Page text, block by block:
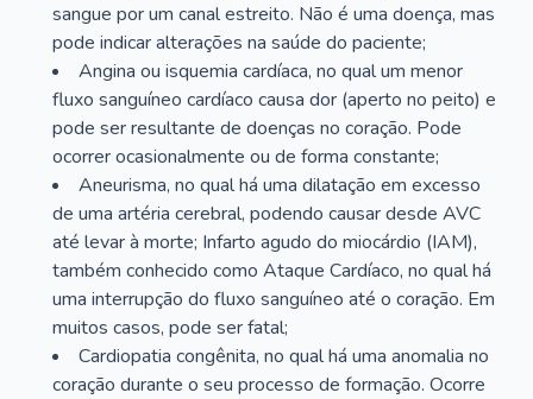
sangue por um canal estreito. Não é uma doença, mas
pode indicar alterações na saúde do paciente;
Angina ou isquemia cardíaca, no qual um menor
fluxo sanguíneo cardíaco causa dor (aperto no peito) e
pode ser resultante de doenças no coração. Pode
ocorrer ocasionalmente ou de forma constante;
Aneurisma, no qual há uma dilatação em excesso
de uma artéria cerebral, podendo causar desde AVC
até levar à morte; Infarto agudo do miocárdio (IAM),
também conhecido como Ataque Cardíaco, no qual há
uma interrupção do fluxo sanguíneo até o coração. Em
muitos casos, pode ser fatal;
Cardiopatia congênita, no qual há uma anomalia no
coração durante o seu processo de formação. Ocorre